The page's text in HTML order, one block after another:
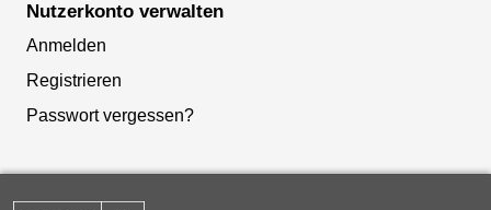
Nutzerkonto verwalten
Anmelden
Registrieren
Passwort vergessen?